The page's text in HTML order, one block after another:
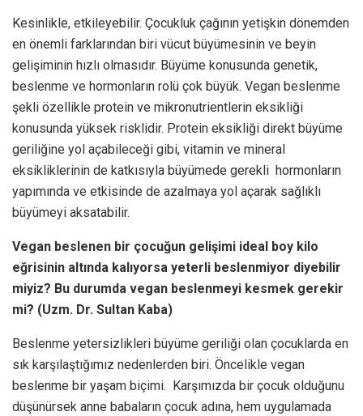
Kesinlikle, etkileyebilir. Çocukluk çağının yetişkin dönemden
en önemli farklarından biri vücut büyümesinin ve beyin
gelişiminin hızlı olmasıdır. Büyüme konusunda genetik,
beslenme ve hormonların rolü çok büyük. Vegan beslenme
şekli özellikle protein ve mikronutrientlerin eksikliği
konusunda yüksek risklidir. Protein eksikliği direkt büyüme
geriliğine yol açabileceği gibi, vitamin ve mineral
eksikliklerinin de katkısıyla büyümede gerekli hormonların
yapımında ve etkisinde de azalmaya yol açarak sağlıklı
büyümeyi aksatabilir.
Vegan beslenen bir çocuğun gelişimi ideal boy kilo
eğrisinin altında kalıyorsa yeterli beslenmiyor diyebilir
miyiz? Bu durumda vegan beslenmeyi kesmek gerekir
mi? (Uzm. Dr. Sultan Kaba)
Beslenme yetersizlikleri büyüme geriliği olan çocuklarda en
sık karşılaştığımız nedenlerden biri. Öncelikle vegan
beslenme bir yaşam biçimi. Karşımızda bir çocuk olduğunu
düşünürsek anne babaların çocuk adına, hem uygulamada